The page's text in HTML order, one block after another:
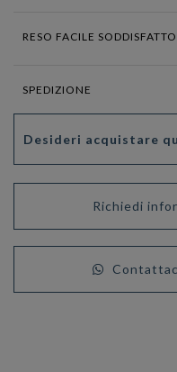
RESO FACILE
SPEDIZIONE
Desideri acquistare
Richiedi